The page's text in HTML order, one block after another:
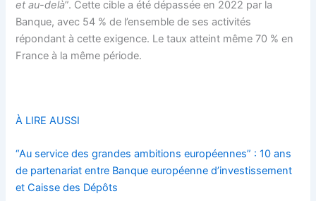
et au-delà”. Cette cible a été dépassée en 2022 par la
Banque, avec 54 % de l’ensemble de ses activités
répondant à cette exigence. Le taux atteint même 70 % en
France à la même période.
À LIRE AUSSI
“Au service des grandes ambitions européennes” : 10 ans
de partenariat entre Banque européenne d’investissement
et Caisse des Dépôts